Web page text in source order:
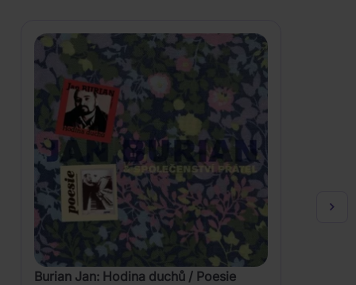
Burian Jan: Hodina duchů / Poesie